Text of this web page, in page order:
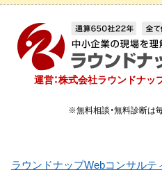
運営：株式会社ラウンドナッ
※無料相談・無料診断は
ラウンドナップWebコンサルテ